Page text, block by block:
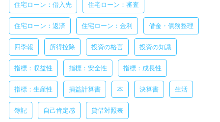
住宅ローン：借入先 住宅ローン：審査
住宅ローン：返済 住宅ローン：金利 借金・債務整理
四季報 所得控除 投資の格言 投資の知識
指標：収益性 指標：安全性 指標：成長性
指標：生産性 損益計算書 本 決算書 生活
簿記 自己肯定感 貸借対照表